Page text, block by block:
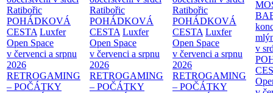
Ratibořic
POHÁDKOVÁ
CESTA Luxfer
Open Space
v červenci a srpnu
2026
RETROGAMING
– POČÁTKY
Ratibořic
POHÁDKOVÁ
CESTA Luxfer
Open Space
v červenci a srpnu
2026
RETROGAMING
– POČÁTKY
Ratibořic
POHÁDKOVÁ
CESTA Luxfer
Open Space
v červenci a srpnu
2026
RETROGAMING
– POČÁTKY
v